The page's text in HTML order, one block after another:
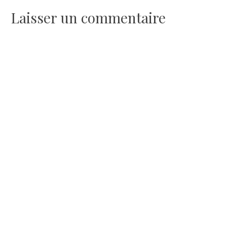
l’article
Laisser un commentaire